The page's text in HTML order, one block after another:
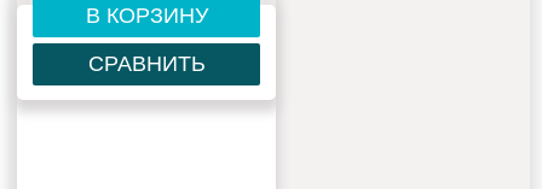
В КОРЗИНУ
СРАВНИТЬ